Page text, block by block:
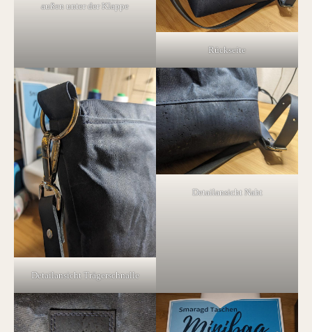
außen unter der Klappe
Rückseite
Detailansicht Trägerschnalle
Detailansicht Naht